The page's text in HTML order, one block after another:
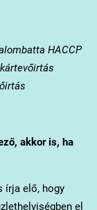
HACCP
akkor is, ha
írja elő, hogy
el